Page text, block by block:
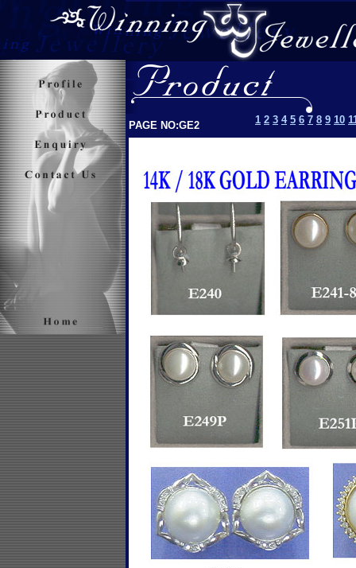
PAGE NO:GE2 1 2 3 4 5 6 7 8 9 10